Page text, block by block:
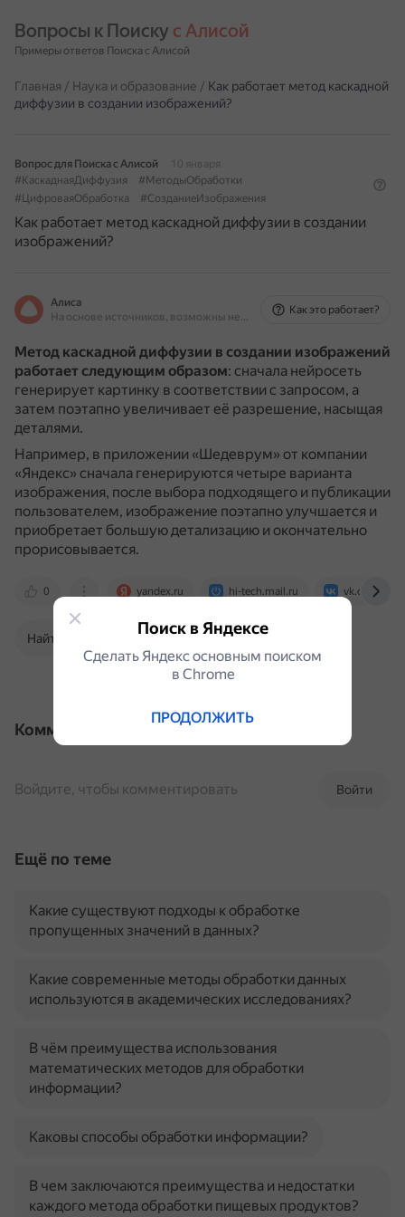
Вопросы к Поиску с Алисой
Примеры ответов Поиска с Алисой
Главная / Наука и образование / Как работает метод каскадной
диффузии в создании изображений?
Вопрос для Поиска с Алисой
10 января
#КаскаднаяДиффузия
#МетодыОбработки
#ЦифроваяОбработка
#СозданиеИзображения
Как работает метод каскадной диффузии в создании
изображений?
Алиса
На основе источников, возможны неточности
Как это работает?
Метод каскадной диффузии в создании изображений
работает следующим образом: сначала нейросеть
генерирует картинку в соответствии с запросом, а
затем поэтапно увеличивает её разрешение, насыщая
деталями.
Например, в приложении «Шедеврум» от компании
«Яндекс» сначала генерируются четыре варианта
изображения, после выбора подходящего и публикации
пользователем, изображение поэтапно улучшается и
приобретает большую детализацию и окончательно
прорисовывается.
0 yandex.ru hi-tech.mail.ru vk.com
Найти в Поиске
Комментарии
Войти
Войдите, чтобы комментировать
Ещё по теме
Какие существуют подходы к обработке
пропущенных значений в данных?
Какие современные методы обработки данных
используются в академических исследованиях?
В чём преимущества использования
математических методов для обработки
информации?
Каковы способы обработки информации?
В чем заключаются преимущества и недостатки
каждого метода обработки пищевых продуктов?
Поиск в Яндексе
Сделать Яндекс основным поиском
в Сhrome
ПРОДОЛЖИТЬ